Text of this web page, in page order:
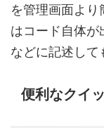
を管理画面よ
はコード自体が
などに記述して
便利なクイ